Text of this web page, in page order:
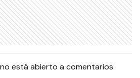
está abierto a comentarios